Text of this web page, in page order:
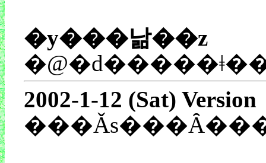
�y���낢��z
2002-1-12 (Sat) Version